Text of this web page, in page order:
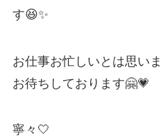
す😆✨
お仕事お忙しいとは思い
お待ちしております🤗💗
寧々🤍